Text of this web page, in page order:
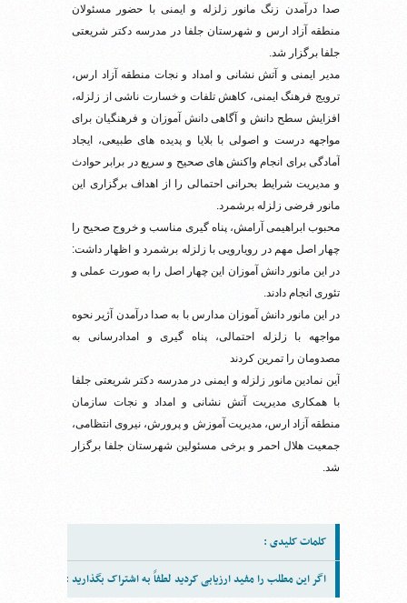
صدا درآمدن زنگ مانور زلزله و ایمنی با حضور مسئولان
منطقه آزاد ارس و شهرستان جلفا در مدرسه دکتر شریعتی
جلفا برگزار شد.
مدیر ایمنی و آتش نشانی و امداد و نجات منطقه آزاد ارس،
ترویج فرهنگ ایمنی، کاهش تلفات و خسارت ناشی از زلزله،
افزایش سطح دانش و آگاهی دانش آموزان و فرهنگیان برای
مواجهه درست و اصولی با بلایا و پدیده های طبیعی، ایجاد
آمادگی برای انجام واکنش های صحیح و سریع در برابر حوادث
و مدیریت شرایط بحرانی احتمالی را از اهداف برگزاری این
مانور فرضی زلزله برشمرد.
محبوب ابراهیمی آرامش، پناه گیری مناسب و خروج صحیح را
چهار اصل مهم در رویارویی با زلزله برشمرد و اظهار داشت:
در این مانور دانش آموزان این چهار اصل را به صورت عملی و
تئوری انجام دادند.
در این مانور دانش آموزان مدارس با به صدا درآمدن آژیر نحوه
مواجهه با زلزله احتمالی، پناه گیری و امدادرسانی به
مصدومان را تمرین کردند
آین نمادین مانور زلزله و ایمنی در مدرسه دکتر شریعتی جلفا
با همکاری مدیریت آتش نشانی و امداد و نجات سازمان
منطقه آزاد ارس، مدیریت آموزش و پرورش، نیروی انتظامی،
جمعیت هلال احمر و برخی مسئولین شهرستان جلفا برگزار
شد.
کلمات کلیدی :
اگر این مطلب را مفید ارزیابی کردید لطفاً به اشتراک بگذارید :